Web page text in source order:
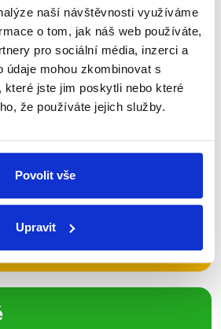
naší návštěvnosti využíváme
o tom, jak náš web používáte,
pro sociální média, inzerci a
údaje mohou zkombinovat s
jste jim poskytli nebo které
že používáte jejich služby.
Povolit vše
Upravit
kontaktu
našeho
whatsappového
přinášíme
článků a analýz.
a mějte tak
WhatsApp